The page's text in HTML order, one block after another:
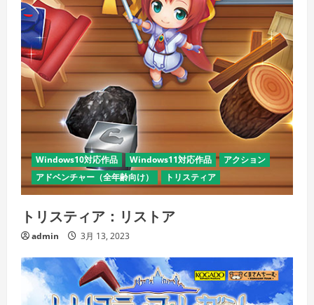
Windows10対応作品 Windows11対応作品
アクション
アドベンチャー（全年齢向け）
トリスティア
トリスティア：リストア
admin 3月 13, 2023